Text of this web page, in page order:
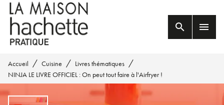
MENU RECHERCHE
PIED DE PAGE
search menu
Accueil / Cuisine / Livres thématiques /
NINJA LE LIVRE OFFICIEL : On peut tout faire à l'Airfryer !